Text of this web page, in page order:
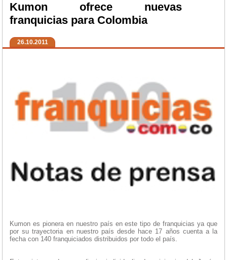
Kumon ofrece nuevas
franquicias para Colombia
26.10.2011
Kumon es pionera en nuestro país en este tipo de franquicias ya que
por su trayectoria en nuestro país desde hace 17 años cuenta a la
fecha con 140 franquiciados distribuidos por todo el país.